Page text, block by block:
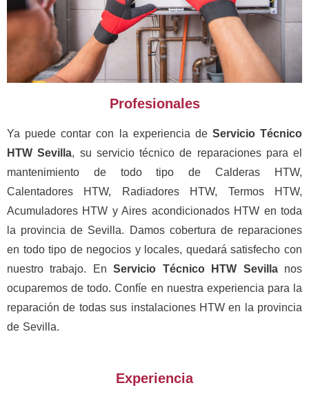
Profesionales
Ya puede contar con la experiencia de Servicio Técnico
HTW Sevilla, su servicio técnico de reparaciones para el
mantenimiento de todo tipo de Calderas HTW,
Calentadores HTW, Radiadores HTW, Termos HTW,
Acumuladores HTW y Aires acondicionados HTW en toda
la provincia de Sevilla. Damos cobertura de reparaciones
en todo tipo de negocios y locales, quedará satisfecho con
nuestro trabajo. EnServicio Técnico HTW Sevillanos
ocuparemos de todo. Confíe en nuestra experiencia para la
reparación de todas sus instalaciones HTW en la provincia
de Sevilla.
Experiencia